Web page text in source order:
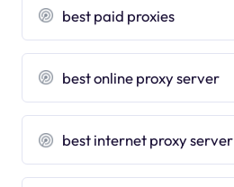
best paid proxies
best online proxy server
best internet proxy server